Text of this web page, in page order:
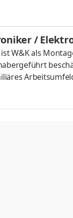
einen
und
/
ist W&K als
einen
und Anlagen